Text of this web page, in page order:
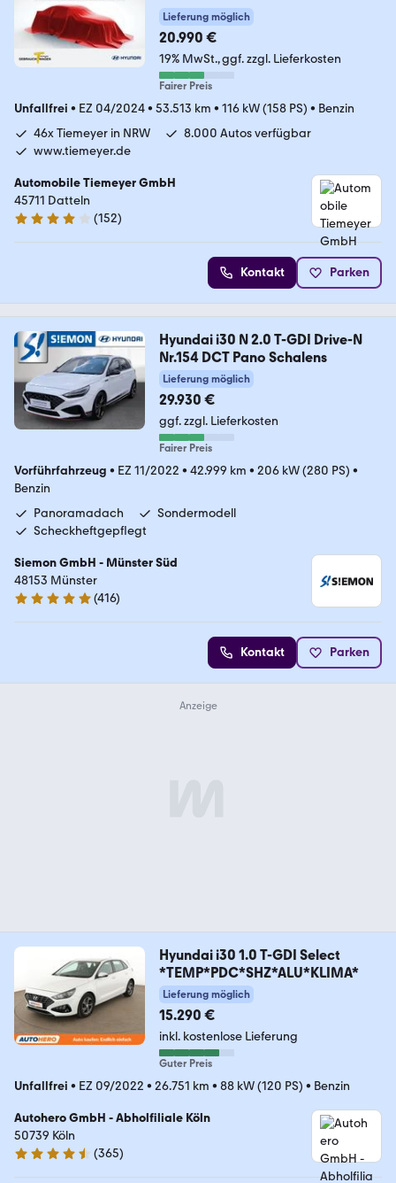
Lieferung möglich
20.990 €
19% MwSt. ggf. zzgl. Lieferkosten
Fairer Preis
Unfallfrei • EZ 04/2024• 53.513 km • 116 kW (158 PS) • Benzin
46x Tiemeyer in NRW
8.000 Autos verfügbar
www.tiemeyer.de
Automobile Tiemeyer GmbH
45711 Datteln
3.8 Sterne
(152)
Kontakt Parken
Hyundai i30 N 2.0 T-GDI Drive-N
Nr.154 DCT Pano Schalens
Lieferung möglich
29.930 €
ggf. zzgl. Lieferkosten
Fairer Preis
Vorführfahrzeug • EZ 11/2022 • 42.999 km • 206 kW (280 PS) •
Benzin
Panoramadach
Sondermodell
Scheckheftgepflegt
Siemon GmbH - Münster Süd
48153 Münster
4.8 Sterne
(416)
Kontakt Parken
Hyundai i30 1.0 T-GDI Select
*TEMP*PDC*SHZ*ALU*KLIMA*
Lieferung möglich
15.290 €
inkl. kostenlose Lieferung
Guter Preis
Unfallfrei • EZ 09/2022 • 26.751 km • 88 kW (120 PS) • Benzin
Autohero GmbH - Abholfiliale Köln
50739 Köln
4.6 Sterne
(365)